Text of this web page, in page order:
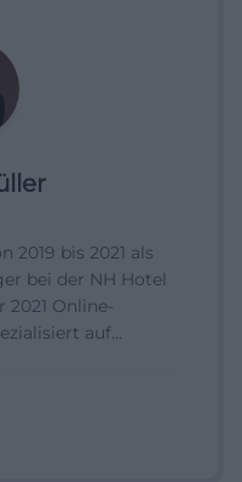
2019 bis 2021 als
bei der NH Hotel
Online-
auf